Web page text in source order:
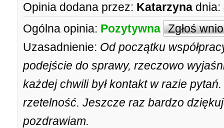
Opinia dodana przez: Katarzyna dnia:
Ogólna opinia: Pozytywna Zgłoś
Uzasadnienie: Od początku
podejście do sprawy, rzeczowo
każdej chwili był kontakt w razie
rzetelność. Jeszcze raz bardzo
pozdrawiam.